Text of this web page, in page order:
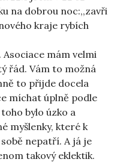
na dobrou noc:,,zavři
kraje rybích
mám velmi
řád. Vám to možná
to přijde docela
míchat úplně podle
bylo úzko a
myšlenky, které k
nepatří. A já je
takový eklektik.